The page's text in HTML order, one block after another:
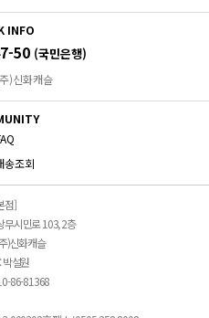
INFO
50 (국민은행)
)신화캐슬
송조회
점]
무시민로 103, 2층
)신화캐슬
박설원
86-81368